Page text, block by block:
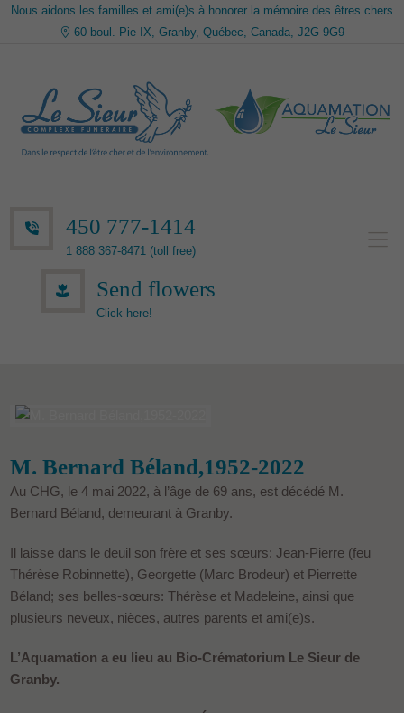
Nous aidons les familles et ami(e)s à honorer la mémoire des êtres chers
60 boul. Pie IX, Granby, Québec, Canada, J2G 9G9
450 777-1414
1 888 367-8471 (toll free)
Send flowers
Click here!
M. Bernard Béland,1952-2022
Au CHG, le 4 mai 2022, à l’âge de 69 ans, est décédé M.
Bernard Béland, demeurant à Granby.
Il laisse dans le deuil son frère et ses sœurs: Jean-Pierre (feu
Thérèse Robinnette), Georgette (Marc Brodeur) et Pierrette
Béland; ses belles-sœurs: Thérèse et Madeleine, ainsi que
plusieurs neveux, nièces, autres parents et ami(e)s.
L’Aquamation a eu lieu au Bio-Crématorium Le Sieur de
Granby.